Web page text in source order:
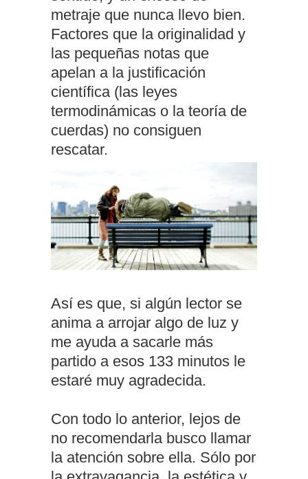
metraje que nunca llevo bien.
Factores que la originalidad y
las pequeñas notas que
apelan a la justificación
científica (las leyes
termodinámicas o la teoría de
cuerdas) no consiguen
rescatar.
Así es que, si algún lector se
anima a arrojar algo de luz y
me ayuda a sacarle más
partido a esos 133 minutos le
estaré muy agradecida.
Con todo lo anterior, lejos de
no recomendarla busco llamar
la atención sobre ella. Sólo por